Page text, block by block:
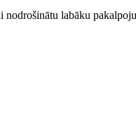
nodrošinātu labāku